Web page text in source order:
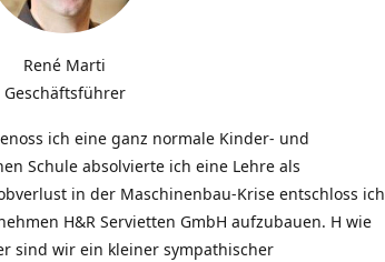
René Marti
Geschäftsführer
ich eine ganz normale Kinder- und
Schule absolvierte ich eine Lehre als
in der Maschinenbau-Krise entschloss ich
H&R Servietten GmbH aufzubauen. H wie
sind wir ein kleiner sympathischer